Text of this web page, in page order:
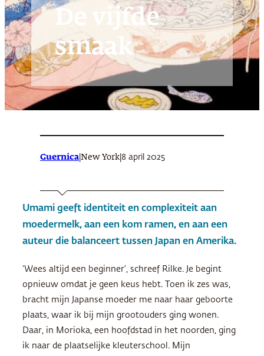
De vijfde
smaak
Guernica New York 8 april 2025
Umami geeft identiteit en complexiteit aan
moedermelk, aan een kom ramen, en aan een
auteur die balanceert tussen Japan en Amerika.
‘Wees altijd een beginner’, schreef Rilke. Je begint
opnieuw omdat je geen keus hebt. Toen ik zes was,
bracht mijn Japanse moeder me naar haar geboorte
plaats, waar ik bij mijn grootouders ging wonen.
Daar, in Morioka, een hoofdstad in het noorden, ging
ik naar de plaatselijke kleuterschool. Mijn